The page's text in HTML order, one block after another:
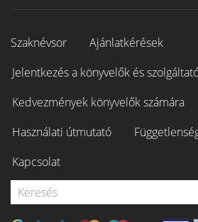
Szaknévsor
Ajánlatkérések
Jelentkezés a könyvelők és
Kedvezmények könyvelők számára
Használati útmutató
Kapcsolat